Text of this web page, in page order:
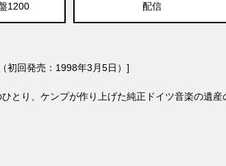
1200 配信
初回発売：1998年3月5日）]
とり、ケンプが作り上げた純正ドイツ音楽の遺